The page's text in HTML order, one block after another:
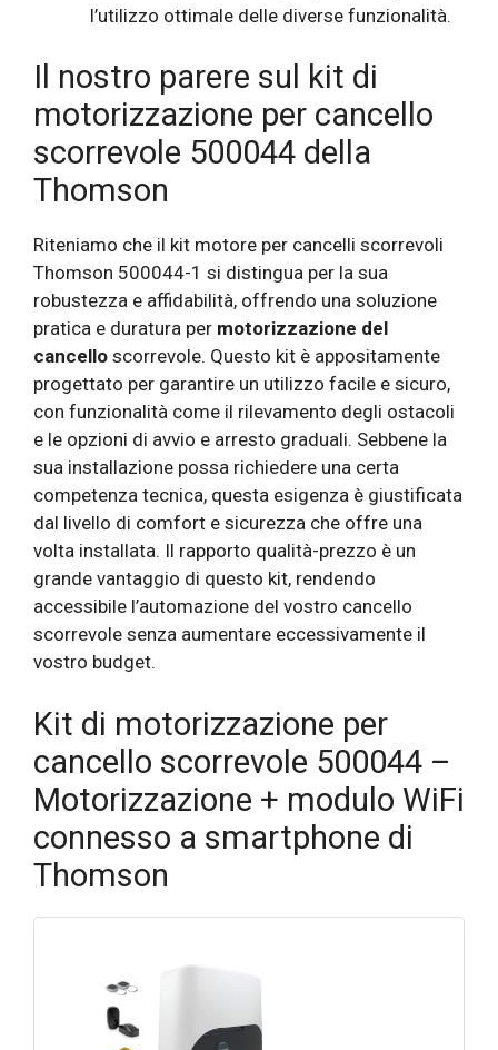
l’utilizzo ottimale delle diverse funzionalità.
Il nostro parere sul kit di
motorizzazione per cancello
scorrevole 500044 della
Thomson
Riteniamo che il kit motore per cancelli scorrevoli
Thomson 500044-1 si distingua per la sua
robustezza e affidabilità, offrendo una soluzione
pratica e duratura per motorizzazione del
cancello scorrevole. Questo kit è appositamente
progettato per garantire un utilizzo facile e sicuro,
con funzionalità come il rilevamento degli ostacoli
e le opzioni di avvio e arresto graduali. Sebbene la
sua installazione possa richiedere una certa
competenza tecnica, questa esigenza è giustificata
dal livello di comfort e sicurezza che offre una
volta installata. Il rapporto qualità-prezzo è un
grande vantaggio di questo kit, rendendo
accessibile l’automazione del vostro cancello
scorrevole senza aumentare eccessivamente il
vostro budget.
Kit di motorizzazione per
cancello scorrevole 500044 –
Motorizzazione + modulo WiFi
connesso a smartphone di
Thomson